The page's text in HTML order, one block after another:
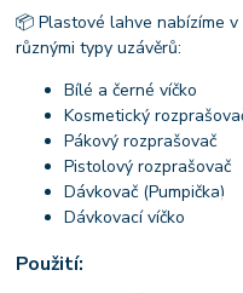
📦 Plastové lahve nabízíme
různými typy uzávěrů:
Bílé a černé víčko
Kosmetický
Pákový rozprašovač
Pistolový rozprašovač
Dávkovač (Pumpička)
Dávkovací víčko
Použití: